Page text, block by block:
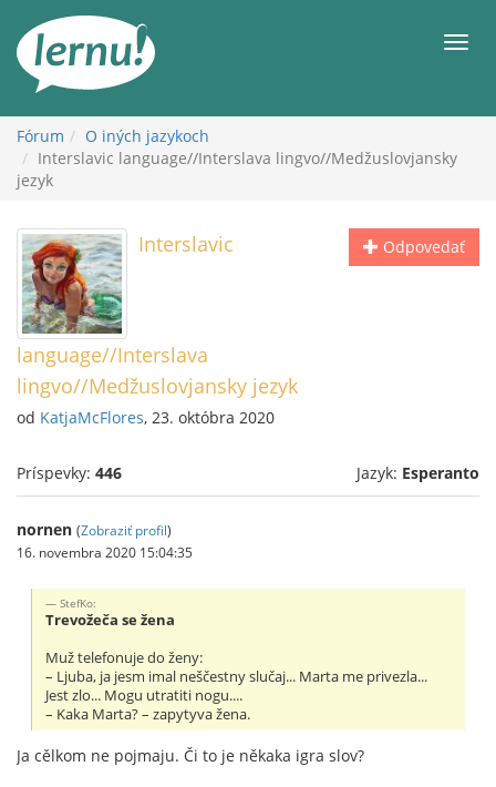
obsah
Fórum
O iných jazykoch
Interslavic language//Interslava lingvo//Medžuslovjansky
jezyk
Odpovedať
Interslavic
language//Interslava
lingvo//Medžuslovjansky jezyk
od KatjaMcFlores, 23. októbra 2020
Príspevky: 446 Jazyk: Esperanto
nornen (Zobraziť profil)
16. novembra 2020 15:04:35
StefKo:
Trevožeča se žena
Muž telefonuje do ženy:
– Ljuba, ja jesm imal neščestny slučaj... Marta me privezla...
Jest zlo... Mogu utratiti nogu....
– Kaka Marta? – zapytyva žena.
Ja cělkom ne pojmaju. Či to je někaka igra slov?